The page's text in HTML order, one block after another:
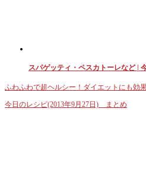
スパゲッティ・ペスカトーレなど |
ふわふわで超ヘルシー！ダイエットにも効
今日のレシピ(2013年9月27日) まとめ